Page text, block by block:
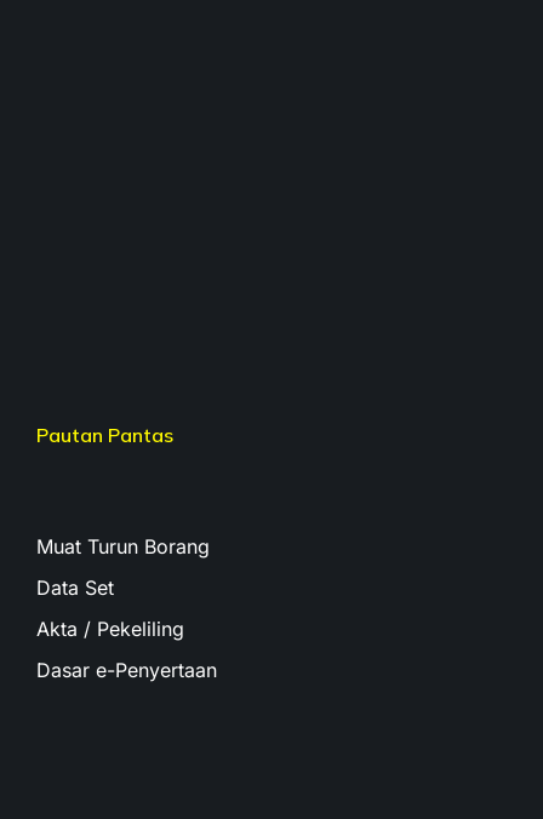
Pautan Pantas
Muat Turun Borang
Data Set
Akta / Pekeliling
Dasar e-Penyertaan